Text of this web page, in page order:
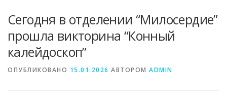
ЖУРНАЛ “ДОМ” КОНТАКТЫ
Сегодня в отделении “Милосердие”
прошла викторина “Конный
калейдоскоп”
ОПУБЛИКОВАНО 15.01.2026 АВТОРОМ ADMIN